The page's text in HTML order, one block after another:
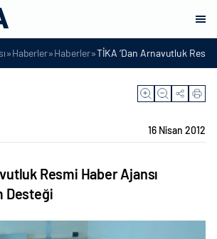
»Haberler»Haberler»TİKA ‘Dan Arnavutluk
16 Nisan 2012
Resmi Haber Ajansı
Desteği